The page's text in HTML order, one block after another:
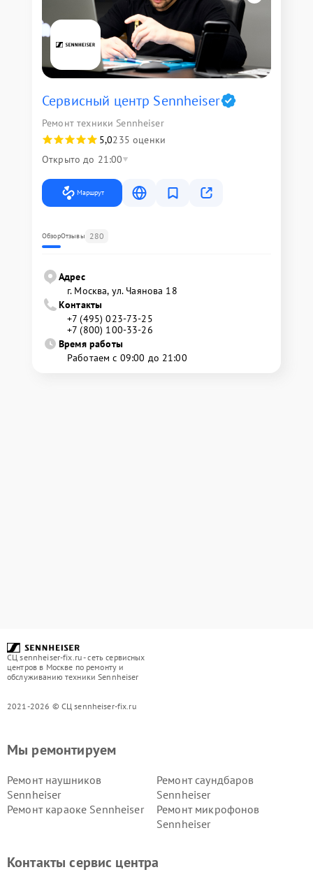
Сервисный центр Sennheiser
Ремонт техники Sennheiser
5,0235 оценки
Открыто до 21:00
Маршрут
ОбзорОтзывы 280
Адрес
г. Москва, ул. Чаянова 18
Контакты
+7 (495) 023-73-25
+7 (800) 100-33-26
Время работы
Работаем с 09:00 до 21:00
СЦ sennheiser-fix.ru - сеть сервисных
центров в Москве по ремонту и
обслуживанию техники Sennheiser
2021-2026 © СЦ sennheiser-fix.ru
Мы ремонтируем
Ремонт наушников
Sennheiser
Ремонт саундбаров
Sennheiser
Ремонт караоке Sennheiser
Ремонт микрофонов
Sennheiser
Контакты сервис центра